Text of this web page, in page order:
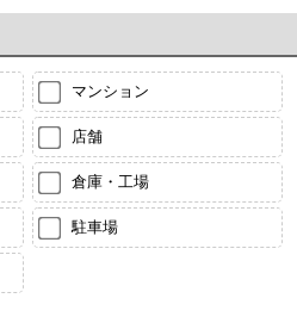
マンション
店舗
倉庫・工場
駐車場